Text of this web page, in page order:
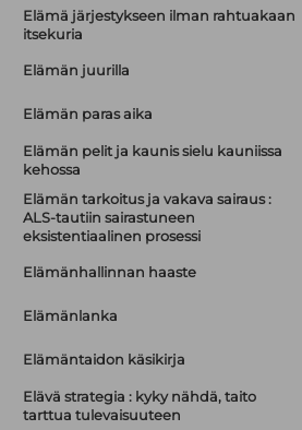
Elämä järjestykseen ilman rahtuakaan
itsekuria
Elämän juurilla
Elämän paras aika
Elämän pelit ja kaunis sielu kauniissa
kehossa
Elämän tarkoitus ja vakava sairaus :
ALS-tautiin sairastuneen
eksistentiaalinen prosessi
Elämänhallinnan haaste
Elämänlanka
Elämäntaidon käsikirja
Elävä strategia : kyky nähdä, taito
tarttua tulevaisuuteen